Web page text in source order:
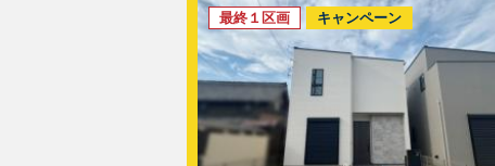
最終１区画 キャンペーン